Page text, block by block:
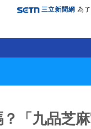
三立新聞網 為
？「九品芝